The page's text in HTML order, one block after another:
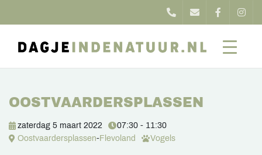
OOSTVAARDERSPLASSEN
zaterdag 5 maart 2022
07:30 - 11:30
Oostvaardersplassen-Flevoland Vogels